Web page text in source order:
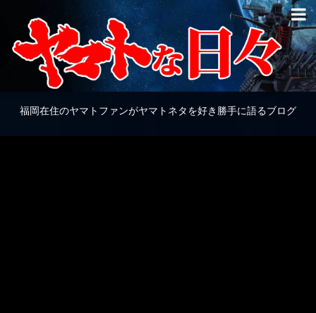
福岡在住のヤマトファンがヤマトネタを好き勝手に語るブログ